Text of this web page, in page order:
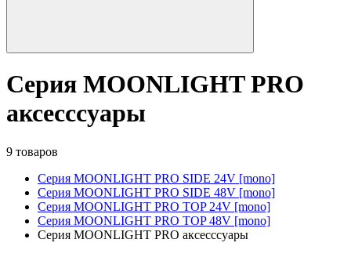
Серия MOONLIGHT PRO
аксесссуары
9 товаров
Серия MOONLIGHT PRO SIDE 24V [mono]
Серия MOONLIGHT PRO SIDE 48V [mono]
Серия MOONLIGHT PRO TOP 24V [mono]
Серия MOONLIGHT PRO TOP 48V [mono]
Серия MOONLIGHT PRO аксесссуары